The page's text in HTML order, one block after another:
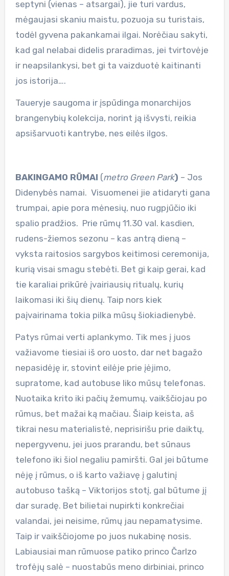
septyni (vienas – atsargai), jie turi vardus,
mėgaujasi skaniu maistu, pozuoja su turistais,
todėl gyvena pakankamai ilgai. Norėčiau sakyti,
kad gal nelabai didelis praradimas, jei tvirtovėje
ir neapsilankysi, bet gi ta vaizduotė kaitinanti
jos istorija….
Taueryje saugoma ir įspūdinga monarchijos
brangenybių kolekcija, norint ją išvysti, reikia
apsišarvuoti kantrybe, nes eilės ilgos.
BAKINGAMO RŪMAI (metro Green Park) – Jos
Didenybės namai. Visuomenei jie atidaryti gana
trumpai, apie pora mėnesių, nuo rugpjūčio iki
spalio pradžios. Prie rūmų 11.30 val. kasdien,
rudens-žiemos sezonu – kas antrą dieną –
vyksta raitosios sargybos keitimosi ceremonija,
kurią visai smagu stebėti. Bet gi kaip gerai, kad
tie karaliai prikūrė įvairiausių ritualų, kurių
laikomasi iki šių dienų. Taip nors kiek
paįvairinama tokia pilka mūsų šiokiadienybė.
Patys rūmai verti aplankymo. Tik mes į juos
važiavome tiesiai iš oro uosto, dar net bagažo
nepasidėję ir, stovint eilėje prie įėjimo,
supratome, kad autobuse liko mūsų telefonas.
Nuotaika krito iki pačių žemumų, vaikščiojau po
rūmus, bet mažai ką mačiau. Šiaip keista, aš
tikrai nesu materialistė, neprisirišu prie daiktų,
nepergyvenu, jei juos prarandu, bet sūnaus
telefono iki šiol negaliu pamiršti. Gal jei būtume
nėję į rūmus, o iš karto važiavę į galutinį
autobuso tašką – Viktorijos stotį, gal būtume jį
dar suradę. Bet bilietai nupirkti konkrečiai
valandai, jei neisime, rūmų jau nepamatysime.
Taip ir vaikščiojome po juos nukabinę nosis.
Labiausiai man rūmuose patiko princo Čarlzo
trofėjų salė – nuostabūs meno dirbiniai, princo